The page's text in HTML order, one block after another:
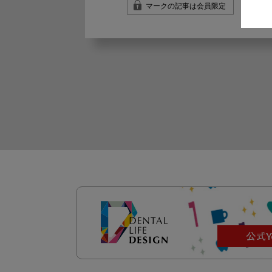
マークの記事は会員限定